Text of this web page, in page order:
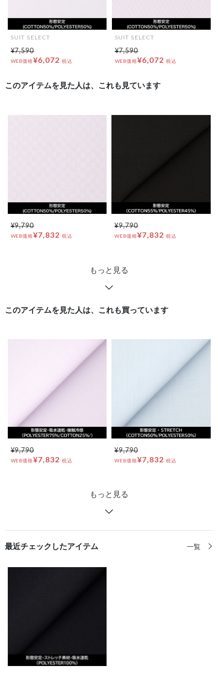
SUIT SELECT
¥7,590
WEB価格¥6,072 税込
SUIT SELECT
¥7,590
WEB価格¥6,072 税込
このアイテムを見た人は、これも見ています
¥9,790
WEB価格¥7,832 税込
¥9,790
WEB価格¥7,832 税込
もっと見る
このアイテムを見た人は、これも買っています
¥9,790
WEB価格¥7,832 税込
¥9,790
WEB価格¥7,832 税込
もっと見る
最近チェックしたアイテム 一覧